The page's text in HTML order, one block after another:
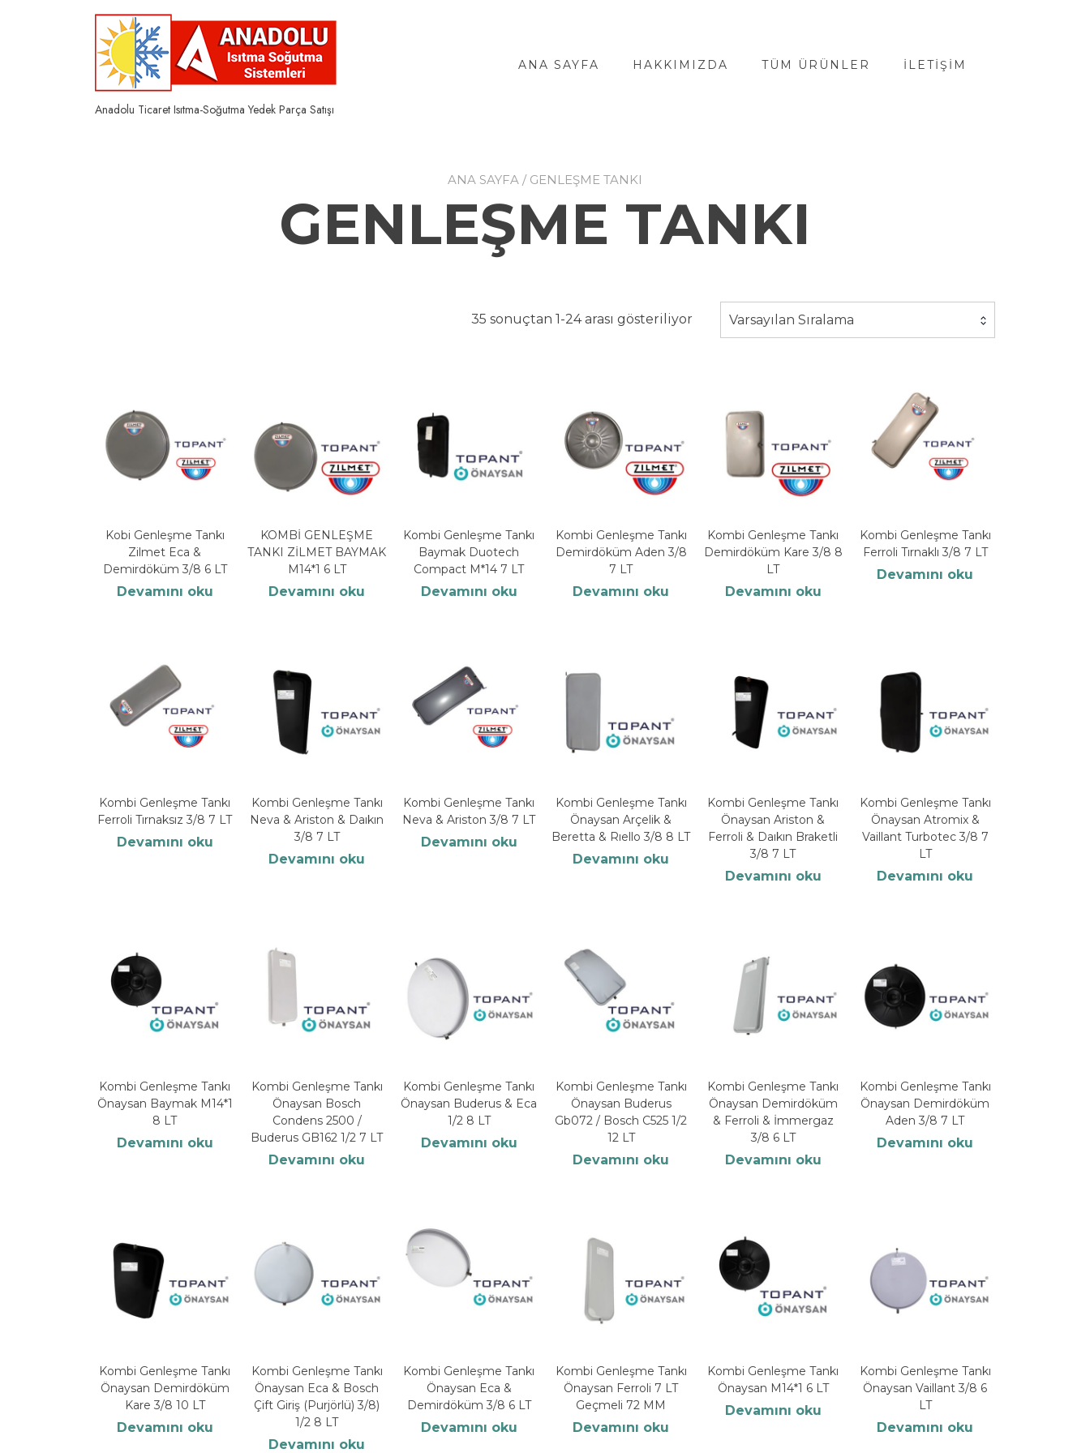
Anadolu Ticaret Isıtma-Soğutma Yedek Parça Satışı
ANA SAYFA HAKKIMIZDA TÜM ÜRÜNLER İLETIŞIM
ANA SAYFA / GENLEŞME TANKI
GENLEŞME TANKI
35 sonuçtan 1-24 arası gösteriliyor Varsayılan Sıralama
Kobi Genleşme Tankı
Zilmet Eca &
Demirdöküm 3/8 6 LT
Devamını oku
KOMBİ GENLEŞME
TANKI ZİLMET BAYMAK
M14*1 6 LT
Devamını oku
Kombi Genleşme Tankı
Baymak Duotech
Compact M*14 7 LT
Devamını oku
Kombi Genleşme Tankı
Demirdöküm Aden 3/8
7 LT
Devamını oku
Kombi Genleşme Tankı
Demirdöküm Kare 3/8 8
LT
Devamını oku
Kombi Genleşme Tankı
Ferroli Tırnaklı 3/8 7 LT
Devamını oku
Kombi Genleşme Tankı
Ferroli Tırnaksız 3/8 7 LT
Devamını oku
Kombi Genleşme Tankı
Neva & Ariston & Daıkın
3/8 7 LT
Devamını oku
Kombi Genleşme Tankı
Neva & Ariston 3/8 7 LT
Devamını oku
Kombi Genleşme Tankı
Önaysan Arçelik &
Beretta & Rıello 3/8 8 LT
Devamını oku
Kombi Genleşme Tankı
Önaysan Ariston &
Ferroli & Daıkın Braketli
3/8 7 LT
Devamını oku
Kombi Genleşme Tankı
Önaysan Atromix &
Vaillant Turbotec 3/8 7
LT
Devamını oku
Kombi Genleşme Tankı
Önaysan Baymak M14*1
8 LT
Devamını oku
Kombi Genleşme Tankı
Önaysan Bosch
Condens 2500 /
Buderus GB162 1/2 7 LT
Devamını oku
Kombi Genleşme Tankı
Önaysan Buderus & Eca
1/2 8 LT
Devamını oku
Kombi Genleşme Tankı
Önaysan Buderus
Gb072 / Bosch C525 1/2
12 LT
Devamını oku
Kombi Genleşme Tankı
Önaysan Demirdöküm
& Ferroli & İmmergaz
3/8 6 LT
Devamını oku
Kombi Genleşme Tankı
Önaysan Demirdöküm
Aden 3/8 7 LT
Devamını oku
Kombi Genleşme Tankı
Önaysan Demirdöküm
Kare 3/8 10 LT
Devamını oku
Kombi Genleşme Tankı
Önaysan Eca & Bosch
Çift Giriş (Purjörlü) 3/8)
1/2 8 LT
Devamını oku
Kombi Genleşme Tankı
Önaysan Eca &
Demirdöküm 3/8 6 LT
Devamını oku
Kombi Genleşme Tankı
Önaysan Ferroli 7 LT
Geçmeli 72 MM
Devamını oku
Kombi Genleşme Tankı
Önaysan M14*1 6 LT
Devamını oku
Kombi Genleşme Tankı
Önaysan Vaillant 3/8 6
LT
Devamını oku